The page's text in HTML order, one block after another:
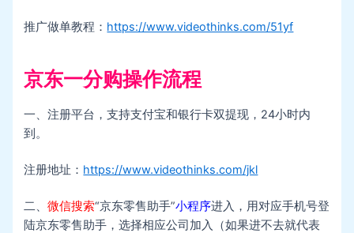
推广做单教程： https://www.videothinks.com/51yf
京东一分购操作流程
一、注册平台，支持支付宝和银行卡双提现，24小时内
到。
注册地址： https://www.videothinks.com/jkl
二、微信搜索“京东零售助手”小程序进入，用对应手机号登
陆京东零售助手，选择相应公司加入（如果进不去就代表